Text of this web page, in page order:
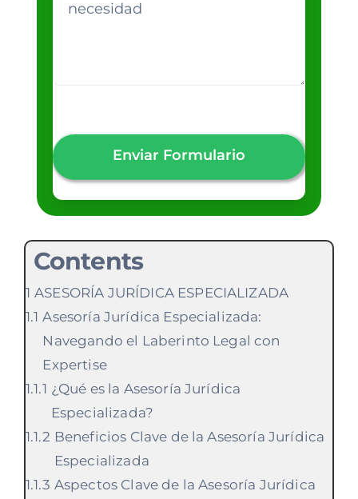
Enviar Formulario
Contents
ASESORÍA JURÍDICA ESPECIALIZADA
Asesoría Jurídica Especializada:
Navegando el Laberinto Legal con
Expertise
¿Qué es la Asesoría Jurídica
Especializada?
Beneficios Clave de la Asesoría Jurídica
Especializada
Aspectos Clave de la Asesoría Jurídica